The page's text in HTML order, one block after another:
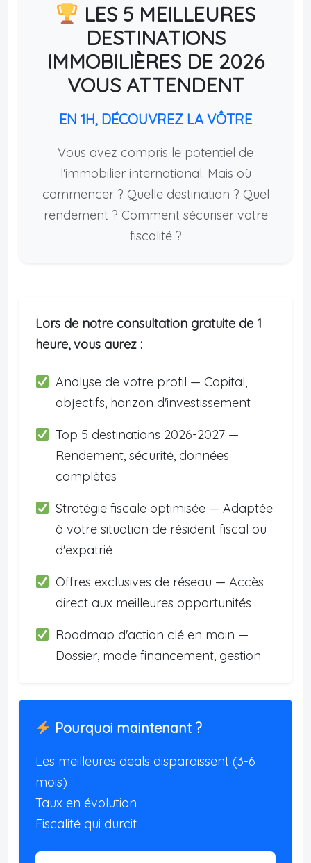
LES 5 MEILLEURES
DESTINATIONS
IMMOBILIÈRES DE 2026
VOUS ATTENDENT
EN 1H, DÉCOUVREZ LA VÔTRE
Vous avez compris le potentiel de
l'immobilier international. Mais où
commencer ? Quelle destination ? Quel
rendement ? Comment sécuriser votre
fiscalité ?
Lors de notre consultation gratuite de 1
heure, vous aurez :
Analyse de votre profil — Capital,
objectifs, horizon d'investissement
Top 5 destinations 2026-2027 —
Rendement, sécurité, données
complètes
Stratégie fiscale optimisée — Adaptée
à votre situation de résident fiscal ou
d'expatrié
Offres exclusives de réseau — Accès
direct aux meilleures opportunités
Roadmap d'action clé en main —
Dossier, mode financement, gestion
Pourquoi maintenant ?
Les meilleures deals disparaissent (3-6
mois)
Taux en évolution
Fiscalité qui durcit